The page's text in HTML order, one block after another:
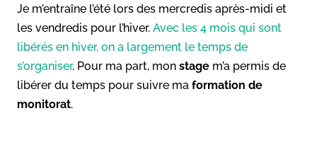
Je m’entraîne l’été lors des mercredis après-midi et
les vendredis pour l’hiver. Avec les 4 mois qui sont
libérés en hiver, on a largement le temps de
s’organiser. Pour ma part, mon stage m’a permis de
libérer du temps pour suivre ma formation de
monitorat.